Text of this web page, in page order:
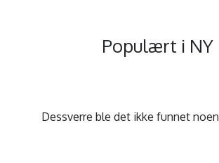
Populært i NY
Dessverre ble det ikke funnet